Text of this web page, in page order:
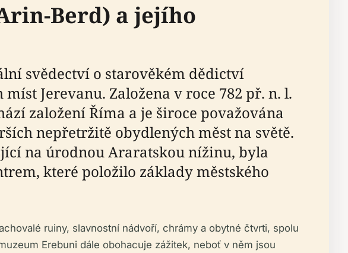
Berd) a jejího
svědectví o starověkém dědictví
Jerevanu. Založena v roce 782 př. n. l.
založení Říma a je široce považována
nepřetržitě obydlených měst na světě.
na úrodnou Araratskou nížinu, byla
které položilo základy městského
ruiny, slavnostní nádvoří, chrámy a obytné čtvrti, spolu
Erebuni dále obohacuje zážitek, neboť v něm jsou